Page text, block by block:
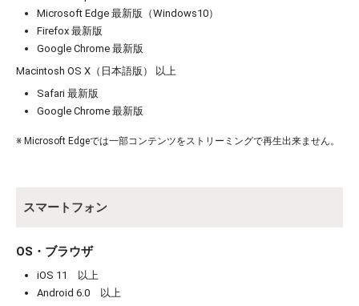
お買い物を続ける
Microsoft Edge 最新版（Windows10）
Firefox 最新版
Google Chrome 最新版
Macintosh OS X（日本語版） 以上
Safari 最新版
Google Chrome 最新版
※ Microsoft Edgeでは一部コンテンツをストリーミングで再生出来ません。
スマートフォン
OS・ブラウザ
iOS 11 以上
Android 6.0 以上